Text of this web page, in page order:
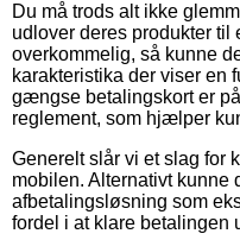
Du må trods alt ikke
udlover deres produkter til
overkommelig, så kunne
karakteristika der viser en
gængse betalingskort er
reglement, som hjælper
Generelt slår vi et slag for
mobilen. Alternativt kunne
afbetalingsløsning som
fordel i at klare betalingen